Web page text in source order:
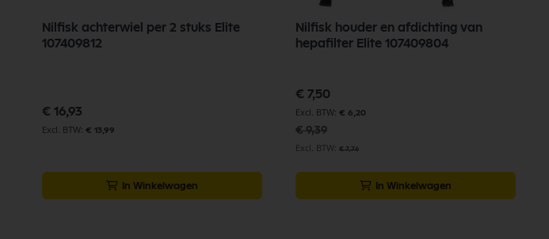
Nilfisk achterwiel per 2 stuks Elite
107409812
€ 16,93
€ 13,99
In Winkelwagen
Nilfisk houder en afdichting van
hepafilter Elite 107409804
Speciale
prijs
€ 7,50
€ 6,20
€ 9,39
€ 7,76
In Winkelwagen